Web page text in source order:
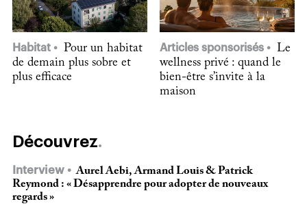
Habitat
Pour un habitat
de demain plus sobre et
plus efficace
Articles sponsorisés
Le
wellness privé : quand le
bien-être s’invite à la
maison
Découvrez
Interview
Aurel Aebi, Armand Louis & Patrick
Reymond : « Désapprendre pour adopter de nouveaux
regards »